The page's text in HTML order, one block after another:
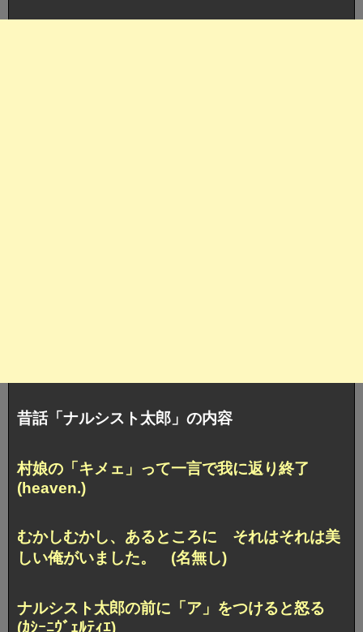
昔話「ナルシスト太郎」の内容
村娘の「キメェ」って一言で我に返り終了
(heaven.)
むかしむかし、あるところに それはそれは美
しい俺がいました。 (名無し)
ナルシスト太郎の前に「ア」をつけると怒る
(ｶｼｰﾆｳﾞｪﾙﾃｨｴ)